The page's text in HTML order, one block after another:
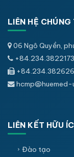
LIÊN HỆ CHÚNG
06 Ngô Quyền,
hcmp@huemed-
LIÊN KẾT HỮU
Đào tạo